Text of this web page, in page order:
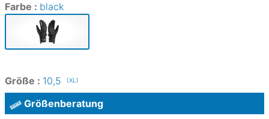
Farbe : black
Größe : 10,5 (XL)
Größenberatung